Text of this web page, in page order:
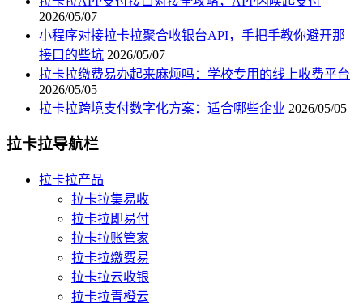
2026/05/07
小程序对接拉卡拉聚合收银台API，手把手教你避开那
接口的些坑 2026/05/07
拉卡拉缴费易办起来麻烦吗：学校专用的线上收费平台
2026/05/05
拉卡拉跨境支付数字化方案：适合哪些企业 2026/05/05
拉卡拉导航栏
拉卡拉产品
拉卡拉集易收
拉卡拉即易付
拉卡拉账管家
拉卡拉缴费易
拉卡拉云收银
拉卡拉青橙云